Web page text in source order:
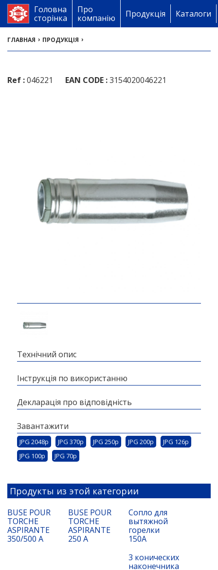
Головна
сторінка
Про
компанію
Продукція Каталоги
ГЛАВНАЯ › ПРОДУКЦІЯ ›
Ref :046221 EAN CODE :3154020046221
Технічний опис
Інструкція по використанню
Декларація про відповідність
Завантажити
JPG 2048p JPG 370p JPG 250p JPG 200p
JPG 126p
JPG 100p
JPG 70p
Продукты из этой категории
BUSE POUR
TORCHE
ASPIRANTE
350/500 A
BUSE POUR
TORCHE
ASPIRANTE
250 A
Сопло для
вытяжной
горелки
150A
3 конических
наконечника